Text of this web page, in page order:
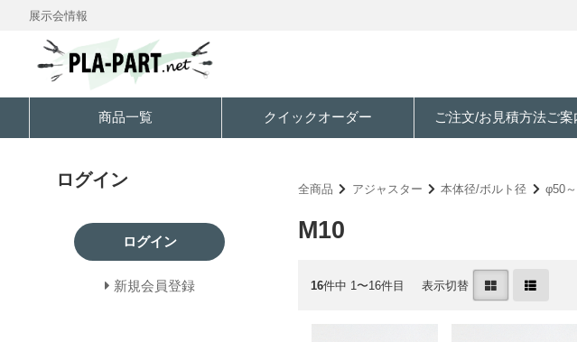
展示会情報
商品一覧 クイックオーダー ご注文/お見積方法ご案
全商品 アジャスター 本体径/ボルト径 φ50
M10
16件中 1〜16件目 表示切替
ログイン
ログイン
新規会員登録